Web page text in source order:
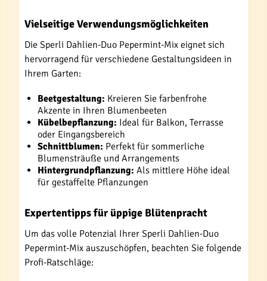
Vielseitige Verwendungsmöglichkeiten
Die Sperli Dahlien-Duo Pepermint-Mix eignet sich
hervorragend für verschiedene Gestaltungsideen in
Ihrem Garten:
Beetgestaltung: Kreieren Sie farbenfrohe
Akzente in Ihren Blumenbeeten
Kübelbepflanzung: Ideal für Balkon, Terrasse
oder Eingangsbereich
Schnittblumen: Perfekt für sommerliche
Blumensträuße und Arrangements
Hintergrundpflanzung: Als mittlere Höhe ideal
für gestaffelte Pflanzungen
Expertentipps für üppige Blütenpracht
Um das volle Potenzial Ihrer Sperli Dahlien-Duo
Pepermint-Mix auszuschöpfen, beachten Sie folgende
Profi-Ratschläge: